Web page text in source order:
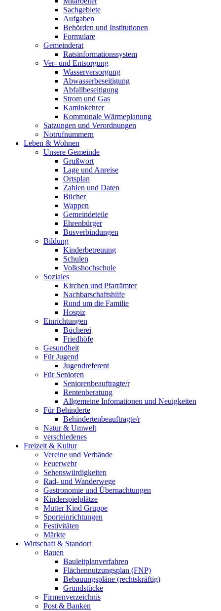
Sachgebiete
Aufgaben
Behörden und Institutionen
Formulare
Gemeinderat
Ratsinformationssystem
Ver- und Entsorgung
Wasserversorgung
Abwasserbeseitigung
Abfallbeseitigung
Strom und Gas
Kaminkehrer
Kommunale Wärmeplanung
Satzungen und Verordnungen
Notrufnummern
Leben & Wohnen
Unsere Gemeinde
Grußwort
Lage und Anreise
Ortsplan
Zahlen und Daten
Bücher
Wappen
Gemeindeteile
Ehrenbürger
Busverbindungen
Bildung
Kinderbetreuung
Schulen
Volkshochschule
Soziales
Kirchen und Pfarrämter
Nachbarschaftshilfe
Rund um die Familie
Hospiz
Einrichtungen
Bücherei
Friedhöfe
Gesundheit
Für Jugend
Jugendreferent
Für Senioren
Seniorenbeauftragte/r
Rentenberatung
Allgemeine Infomationen und Neuigkeiten
Für Behinderte
Behindertenbeauftragte/r
Natur & Umwelt
verschiedenes
Freizeit & Kultur
Vereine und Verbände
Feuerwehr
Sehenswürdigkeiten
Rad- und Wanderwege
Gastronomie und Übernachtungen
Kinderspielplätze
Mutter Kind Gruppe
Sporteinrichtungen
Festivitäten
Märkte
Wirtschaft & Standort
Bauen
Bauleitplanverfahren
Flächennutzungsplan (FNP)
Bebauungspläne (rechtskräftig)
Grundstücke
Firmenverzeichnis
Post & Banken